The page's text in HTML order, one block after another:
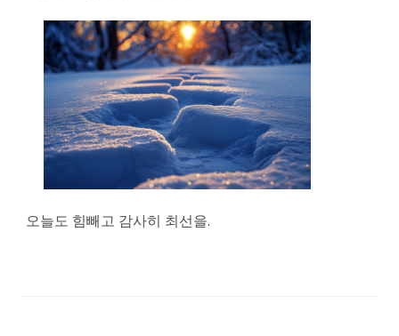
오늘도 힘빼고 감사히 최선을.